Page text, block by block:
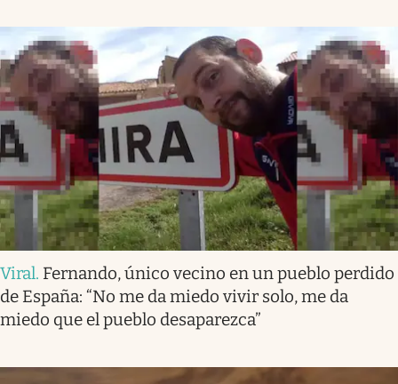
Viral. Fernando, único vecino en un pueblo perdido
de España: “No me da miedo vivir solo, me da
miedo que el pueblo desaparezca”